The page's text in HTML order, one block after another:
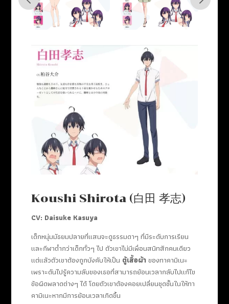
Koushi Shirota (白田 孝志)
CV: Daisuke Kasuya
เด็กหนุ่มมัธยมปลายที่แสนจะดูธรรมดาๆ ที่มีระดับการเรียน
และกีฬาต่ำกว่าเด็กทั่วๆ ไป ตัวเขาไม่มีเพื่อนสนิทสักคนเดียว
แต่แล้วตัวเขาต้องถูกบังคับให้เป็น ตู้เสื้อผ้า ของทาคามิเนะ
เพราะดันไปรู้ความลับของเธอที่สามารถย้อนเวลากลับไปแก้ไข
ข้อผิดพลาดต่างๆ ได้ โดยตัวเขาต้องคอยเปลี่ยนชุดชั้นในให้ทา
คามิเนะหากมีการย้อนเวลาเกิดขึ้น